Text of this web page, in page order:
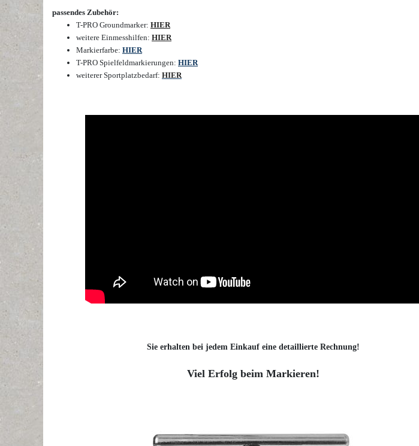
passendes Zubehör:
T-PRO Groundmarker: HIER
weitere Einmesshilfen: HIER
Markierfarbe: HIER
T-PRO Spielfeldmarkierungen: HIER
weiterer Sportplatzbedarf: HIER
Sie erhalten bei jedem Einkauf eine detaillierte Rechnung!
Viel Erfolg beim Markieren!